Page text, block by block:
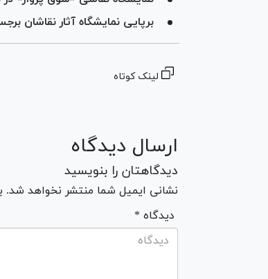
برپایی نمایشگاه آثار نقاشان
لینک کوتاه
ارسال دیدگاه
دیدگاهتان را بنویسید
نشانی ایمیل شما منتشر نخواهد
* دیدگاه